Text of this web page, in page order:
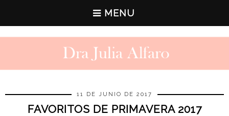
MENU
11 DE JUNIO DE 2017
FAVORITOS DE PRIMAVERA 2017